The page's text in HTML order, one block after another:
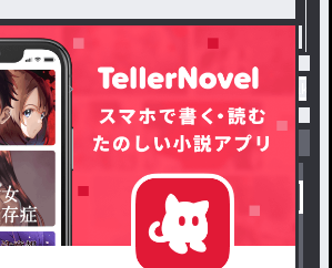
ホラー 和田賢一 近況ノート /
ジャンルから探す
恋愛・ロマンス